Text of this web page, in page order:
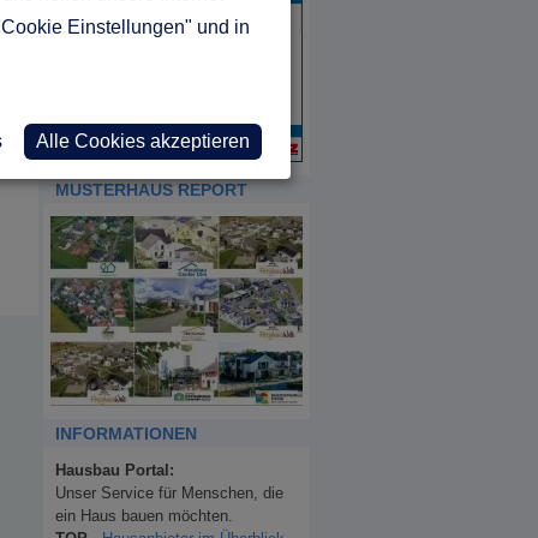
MUSTERHAUS REPORT
INFORMATIONEN
Hausbau Portal:
Unser Service für Menschen, die
ein Haus bauen möchten.
Einstellungen" und in
Alle Cookies akzeptieren